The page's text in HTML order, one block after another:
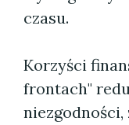
czasu.
Korzyści
frontach"